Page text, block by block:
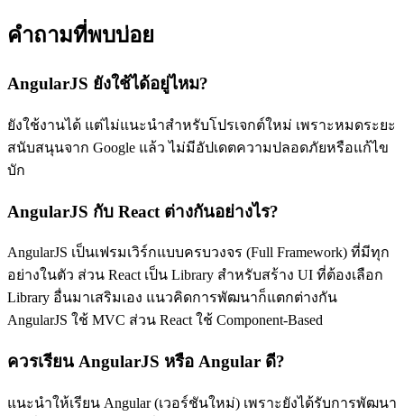
คำถามที่พบบ่อย
AngularJS ยังใช้ได้อยู่ไหม?
ยังใช้งานได้ แต่ไม่แนะนำสำหรับโปรเจกต์ใหม่ เพราะหมดระยะ
สนับสนุนจาก Google แล้ว ไม่มีอัปเดตความปลอดภัยหรือแก้ไข
บัก
AngularJS กับ React ต่างกันอย่างไร?
AngularJS เป็นเฟรมเวิร์กแบบครบวงจร (Full Framework) ที่มีทุก
อย่างในตัว ส่วน React เป็น Library สำหรับสร้าง UI ที่ต้องเลือก
Library อื่นมาเสริมเอง แนวคิดการพัฒนาก็แตกต่างกัน
AngularJS ใช้ MVC ส่วน React ใช้ Component-Based
ควรเรียน AngularJS หรือ Angular ดี?
แนะนำให้เรียน Angular (เวอร์ชันใหม่) เพราะยังได้รับการพัฒนา